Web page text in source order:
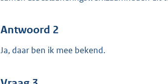
Antwoord 2
Ja, daar ben ik mee bekend.